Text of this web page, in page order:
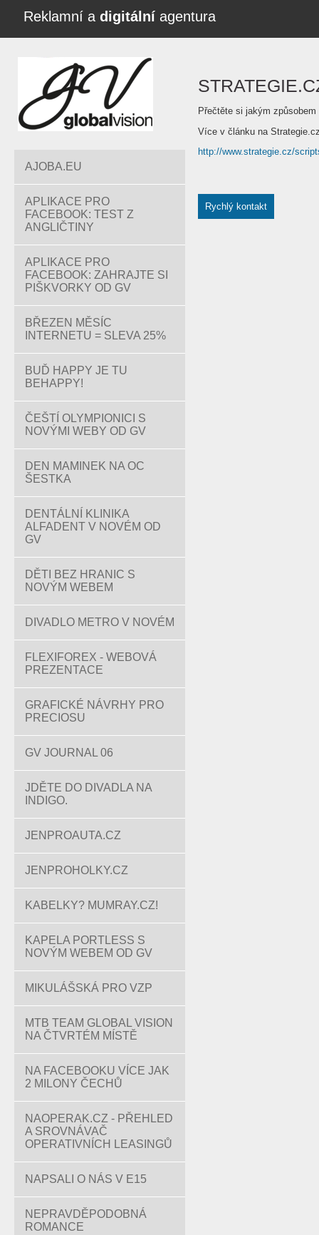
Reklamní a digitální agentura
AJOBA.EU
APLIKACE PRO
FACEBOOK: TEST Z
ANGLIČTINY
APLIKACE PRO
FACEBOOK: ZAHRAJTE SI
PIŠKVORKY OD GV
BŘEZEN MĚSÍC
INTERNETU = SLEVA 25%
BUĎ HAPPY JE TU
BEHAPPY!
ČEŠTÍ OLYMPIONICI S
NOVÝMI WEBY OD GV
DEN MAMINEK NA OC
ŠESTKA
DENTÁLNÍ KLINIKA
ALFADENT V NOVÉM OD
GV
DĚTI BEZ HRANIC S
NOVÝM WEBEM
DIVADLO METRO V NOVÉM
FLEXIFOREX - WEBOVÁ
PREZENTACE
GRAFICKÉ NÁVRHY PRO
PRECIOSU
GV JOURNAL 06
JDĚTE DO DIVADLA NA
INDIGO.
JENPROAUTA.CZ
JENPROHOLKY.CZ
KABELKY? MUMRAY.CZ!
KAPELA PORTLESS S
NOVÝM WEBEM OD GV
MIKULÁŠSKÁ PRO VZP
MTB TEAM GLOBAL VISION
NA ČTVRTÉM MÍSTĚ
NA FACEBOOKU VÍCE JAK
2 MILONY ČECHŮ
NAOPERAK.CZ - PŘEHLED
A SROVNÁVAČ
OPERATIVNÍCH LEASINGŮ
NAPSALI O NÁS V E15
NEPRAVDĚPODOBNÁ
ROMANCE
Přečtěte si jakým
Více v článku na
http://www.strategie.cz/
Rychlý kontakt